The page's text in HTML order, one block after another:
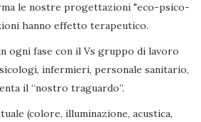
le nostre progettazioni "eco-psico-
hanno effetto terapeutico.
ogni fase con il Vs gruppo di lavoro
infermieri, personale sanitario,
il “nostro traguardo”.
(colore, illuminazione, acustica,